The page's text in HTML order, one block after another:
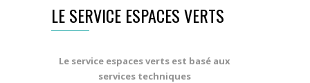
LE SERVICE ESPACES VERTS
Le service espaces verts est basé aux
services techniques